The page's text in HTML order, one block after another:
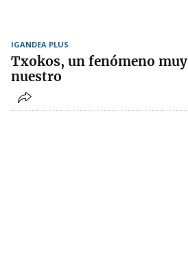
IGANDEA PLUS
Txokos, un fenómeno muy
nuestro